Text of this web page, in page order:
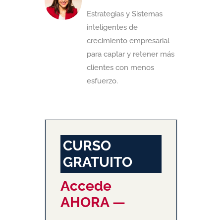
Estrategias y Sistemas
inteligentes de
crecimiento empresarial
para captar y retener más
clientes con menos
esfuerzo.
CURSO
GRATUITO
Accede
AHORA —